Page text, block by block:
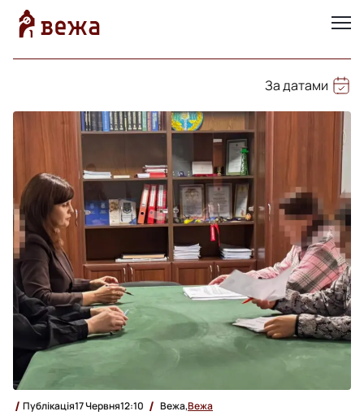
За датами
Публікація17 Червня12:10 Вежа,Вежа